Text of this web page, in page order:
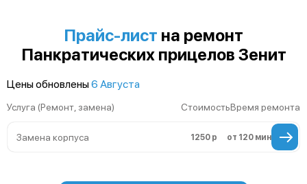
Прайс-лист на ремонт
Панкратических прицелов Зенит
Цены обновлены6 Августа
Услуга (Ремонт, замена) СтоимостьВремя ремонта
Замена корпуса 1250 р от 120 мин